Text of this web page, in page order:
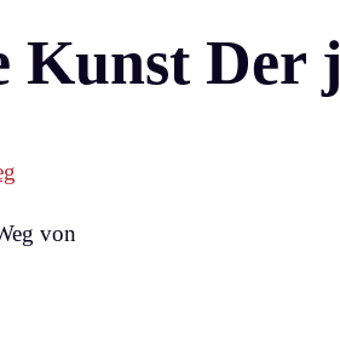
Kunst Der
von